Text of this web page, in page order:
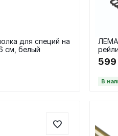
для специй на
см, белый
599
В